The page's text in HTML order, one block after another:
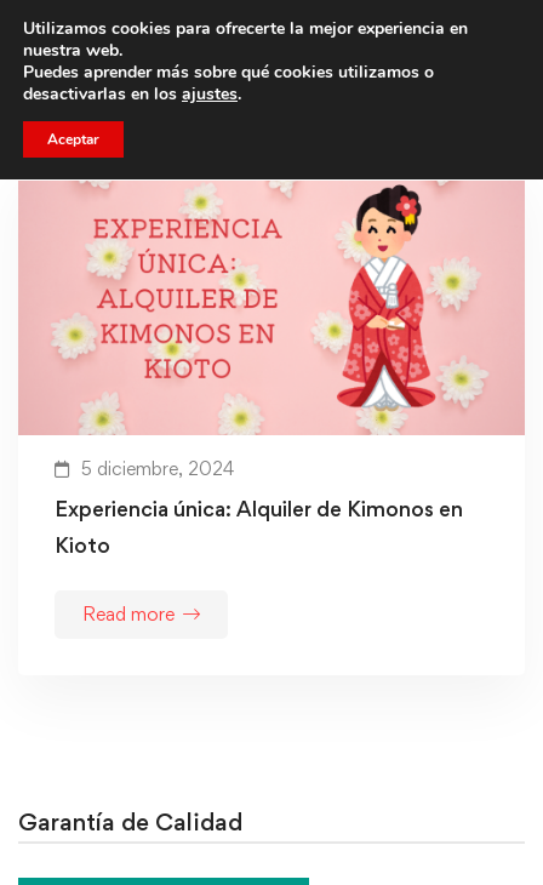
Trae a un amigo y llevaos un total de 75€ de descuento.
5 diciembre, 2024
Experiencia única: Alquiler de Kimonos en
Kioto
Read more
Garantía de Calidad
Utilizamos cookies para ofrecerte la mejor experiencia en
nuestra web.
Puedes aprender más sobre qué cookies utilizamos o
desactivarlas en los ajustes.
Aceptar